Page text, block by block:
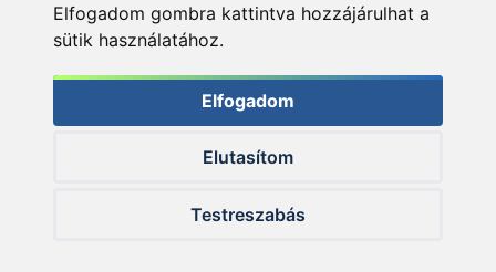
Elfogadom gombra kattintva hozzájárulhat a
sütik használatához.
Elfogadom
Elutasítom
Testreszabás